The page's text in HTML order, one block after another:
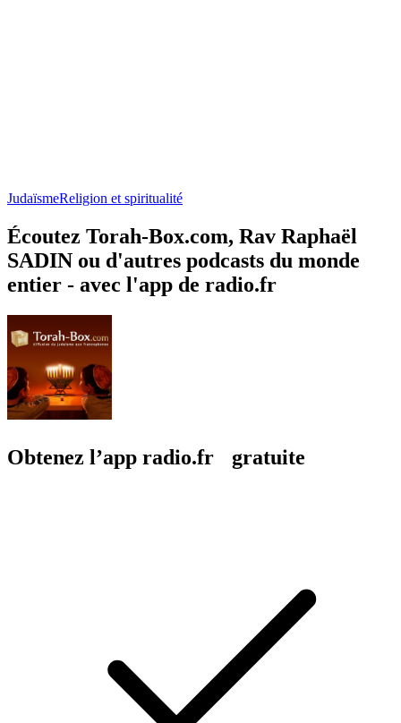
JudaïsmeReligion et spiritualité
Écoutez Torah-Box.com, Rav Raphaël
SADIN ou d'autres podcasts du monde
entier - avec l'app de radio.fr
Obtenez l’app radio.fr gratuite